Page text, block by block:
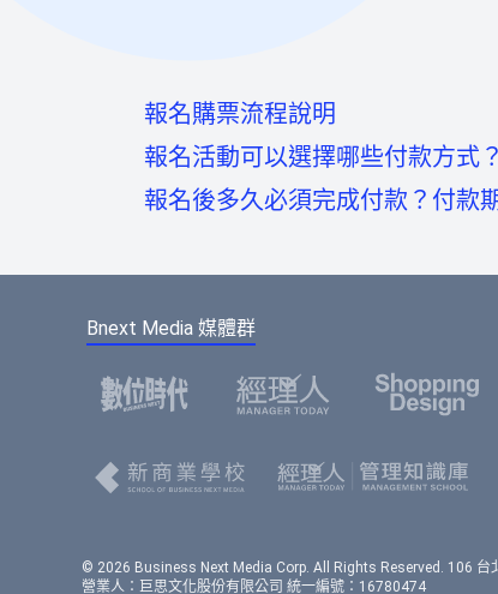
報名購票流程說明
至活動頁面點選「我要報名」按鈕
點選下方的註冊按鈕，即可註冊會
選擇您欲報名的票種及張數後，點
請填寫或確認您的會員資料，此
填寫報名表單，若為多人報名，
的會員資料，節省您填寫表單的
： 前往訂單預覽頁，確
報名完成後，您將在您登入會員時
報名活動可以選擇哪些付款方式？
虛擬帳號：提供一組國泰世華信義
報名後多久必須完成付款？付款
Bnext Media 媒體群
© 2026 Business Next Media Corp. All Rights Reserved. 106 台
營業人：巨思文化股份有限公司 統一編號：16780474